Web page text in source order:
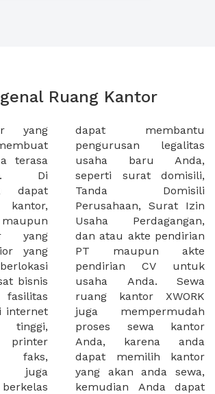
Ruang Kantor
yang
terasa
Di
dapat
yang
yang
bisnis
fasilitas
internet
tinggi,
juga
Anda,
Izin
akte
untuk
Sewa
kantor
anda
kantor
sewa,
dapat